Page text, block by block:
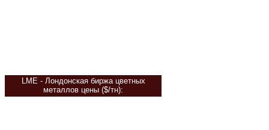
LME - Лондонская биржа цветных
металлов цены ($/тн):